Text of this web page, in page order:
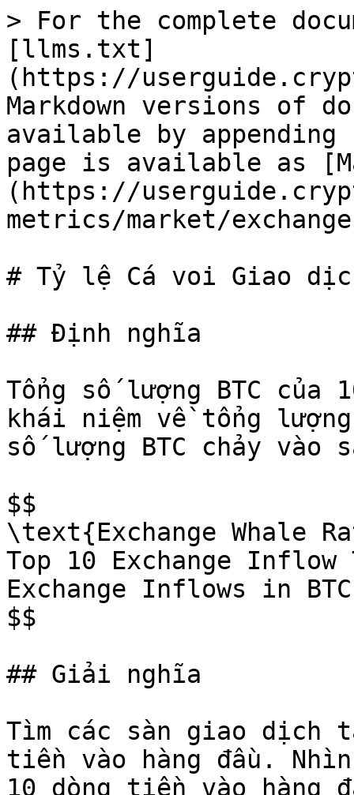
> For the complete
[llms.txt]
(https://
Markdown versions of
available by
page is available as
(https://
metrics/market/
# Tỷ lệ Cá voi Giao
## Định nghĩa
Tổng số lượng BTC
khái niệm về tổng
số lượng BTC chảy vào
$$
\text{Exchange Whale
Top 10 Exchange
Exchange Inflows in
$$
## Giải nghĩa
Tìm các sàn giao dịch
tiền vào hàng đầu.
10 dòng tiền vào hàng